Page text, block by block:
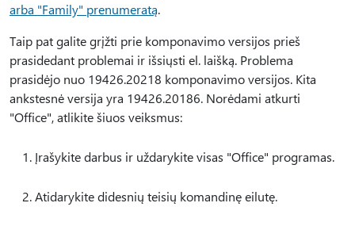
arba "Family" prenumeratą.
Taip pat galite grįžti prie komponavimo versijos prieš
prasidedant problemai ir išsiųsti el. laišką. Problema
prasidėjo nuo 19426.20218 komponavimo versijos. Kita
ankstesnė versija yra 19426.20186. Norėdami atkurti
"Office", atlikite šiuos veiksmus:
Įrašykite darbus ir uždarykite visas "Office" programas.
Atidarykite didesnių teisių komandinę eilutę.